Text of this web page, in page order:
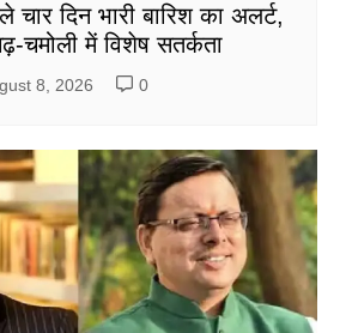
दिन भारी बारिश का अलर्ट,
चमोली में विशेष सतर्कता
8, 2026 0